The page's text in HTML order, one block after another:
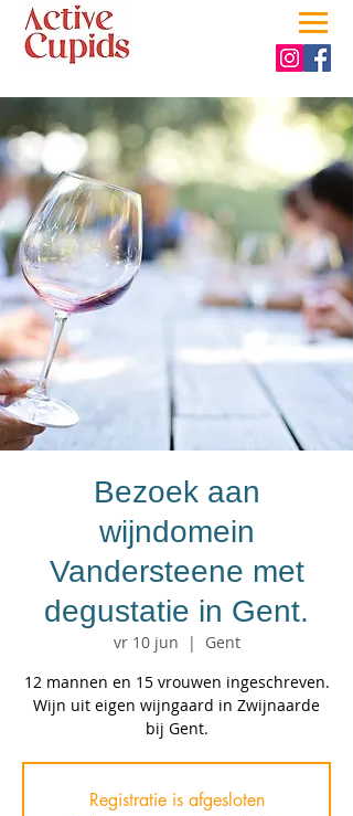
Bezoek aan
wijndomein
Vandersteene met
degustatie in Gent.
vr 10 jun
  |
Gent
12 mannen en 15 vrouwen ingeschreven.
Wijn uit eigen wijngaard in Zwijnaarde
bij Gent.
Registratie is afgesloten